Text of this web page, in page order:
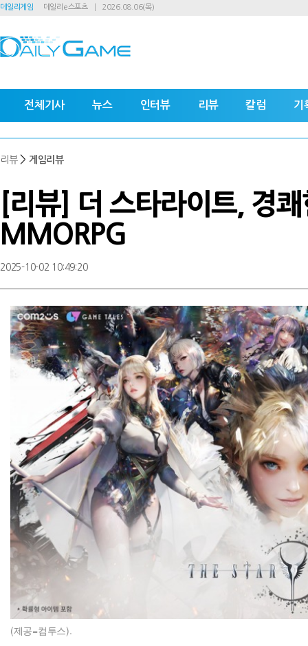
데일리게임 데일리e스포츠 2026.08.06(목)
전체기사 뉴스 인터뷰 리뷰 칼럼 기
리뷰> 게임리뷰
[리뷰] 더 스타라이트, 경
MMORPG
2025-10-02 10:49:20
(제공=컴투스).